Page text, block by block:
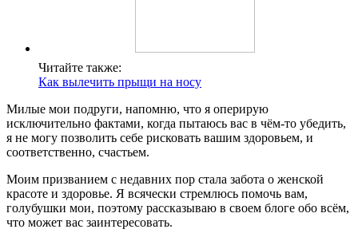
Читайте также:
Как вылечить прыщи на носу
Милые мои подруги, напомню, что я оперирую
исключительно фактами, когда пытаюсь вас в чём-то убедить,
я не могу позволить себе рисковать вашим здоровьем, и
соответственно, счастьем.
Моим призванием с недавних пор стала забота о женской
красоте и здоровье. Я всячески стремлюсь помочь вам,
голубушки мои, поэтому рассказываю в своем блоге обо всём,
что может вас заинтересовать.